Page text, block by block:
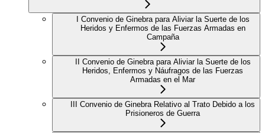
I Convenio de Ginebra para Aliviar la Suerte de los
Heridos y Enfermos de las Fuerzas Armadas en
Campaña
II Convenio de Ginebra para Aliviar la Suerte de los
Heridos, Enfermos y Náufragos de las Fuerzas
Armadas en el Mar
III Convenio de Ginebra Relativo al Trato Debido a los
Prisioneros de Guerra